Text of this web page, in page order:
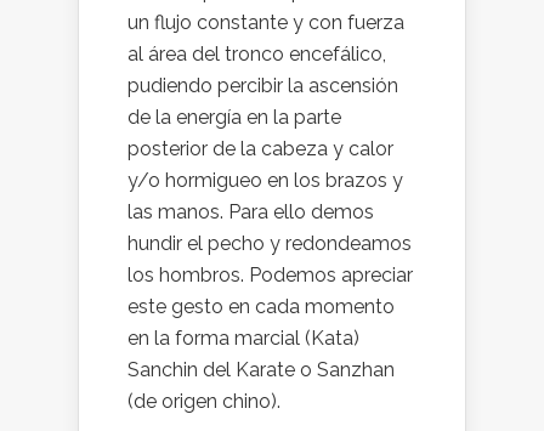
un flujo constante y con fuerza
al área del tronco encefálico,
pudiendo percibir la ascensión
de la energía en la parte
posterior de la cabeza y calor
y/o hormigueo en los brazos y
las manos. Para ello demos
hundir el pecho y redondeamos
los hombros. Podemos apreciar
este gesto en cada momento
en la forma marcial (Kata)
Sanchin del Karate o Sanzhan
(de origen chino).